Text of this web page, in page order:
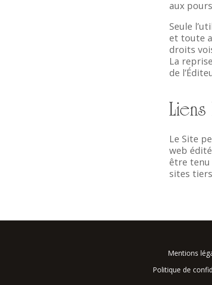
aux
Seule
et toute
droits
La
de
Le Site
web
être
sites
Mentions
Politique de